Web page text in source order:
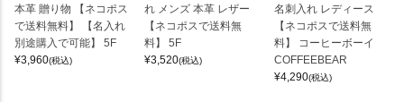
本革 贈り物 【ネコポス
で送料無料】 【名入れ
別途購入で可能】 5F
¥3,960(税込)
れ メンズ 本革 レザー
【ネコポスで送料無
料】 5F
¥3,520(税込)
名刺入れ レディース
【ネコポスで送料無
料】 コーヒーボーイ
COFFEEBEAR
¥4,290(税込)